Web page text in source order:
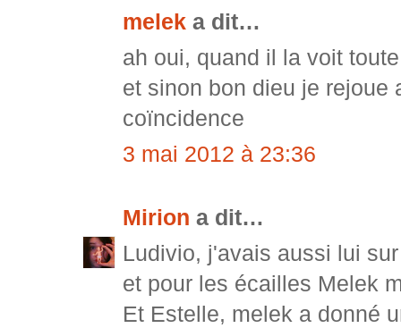
melek a dit…
ah oui, quand il la voit
et sinon bon dieu je rejoue
coïncidence
3 mai 2012 à 23:36
Mirion a dit…
Ludivio, j'avais aussi lui
et pour les écailles Melek
Et Estelle, melek a donné